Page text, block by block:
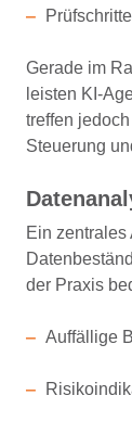
Gerade im
leisten KI ‑
treffen
Steuerung
Ein
der Praxis
Auffällige